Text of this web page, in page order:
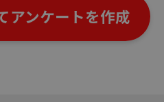
アンケートを作成